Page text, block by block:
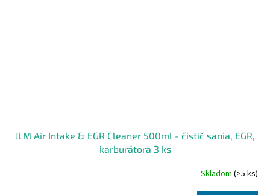
JLM Air Intake & EGR Cleaner 500ml - čistič sania, EGR,
karburátora 3 ks
Skladom (>5 ks)